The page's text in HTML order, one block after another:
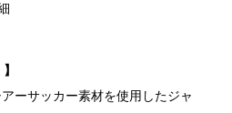
ーサッカー素材を使用したジャ